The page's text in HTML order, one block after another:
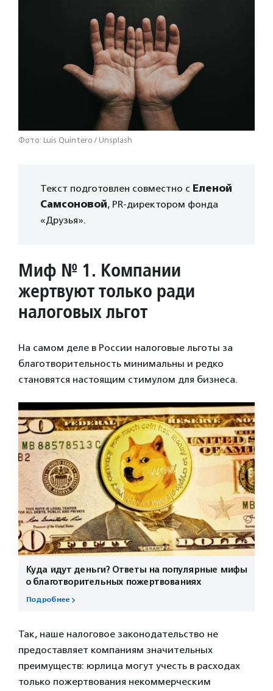
Фото: Luis Quintero / Unsplash
Текст подготовлен совместно с Еленой
Самсоновой, PR-директором фонда
«Друзья».
Миф № 1. Компании
жертвуют только ради
налоговых льгот
На самом деле в России налоговые льготы за
благотворительность минимальны и редко
становятся настоящим стимулом для бизнеса.
Куда идут деньги? Ответы на популярные мифы
о благотворительных пожертвованиях
Подробнее
Так, наше налоговое законодательство не
предоставляет компаниям значительных
преимуществ: юрлица могут учесть в расходах
только пожертвования некоммерческим